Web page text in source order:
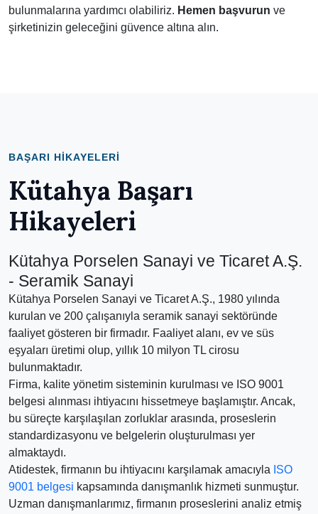
bulunmalarına yardımcı olabiliriz. Hemen başvurun ve
şirketinizin geleceğini güvence altına alın.
BAŞARI HIKAYELERI
Kütahya Başarı
Hikayeleri
Kütahya Porselen Sanayi ve Ticaret A.Ş.
- Seramik Sanayi
Kütahya Porselen Sanayi ve Ticaret A.Ş., 1980 yılında
kurulan ve 200 çalışanıyla seramik sanayi sektöründe
faaliyet gösteren bir firmadır. Faaliyet alanı, ev ve süs
eşyaları üretimi olup, yıllık 10 milyon TL cirosu
bulunmaktadır.
Firma, kalite yönetim sisteminin kurulması ve ISO 9001
belgesi alınması ihtiyacını hissetmeye başlamıştır. Ancak,
bu süreçte karşılaşılan zorluklar arasında, proseslerin
standardizasyonu ve belgelerin oluşturulması yer
almaktaydı.
Atidestek, firmanın bu ihtiyacını karşılamak amacıyla ISO
9001 belgesi kapsamında danışmanlık hizmeti sunmuştur.
Uzman danışmanlarımız, firmanın proseslerini analiz etmiş